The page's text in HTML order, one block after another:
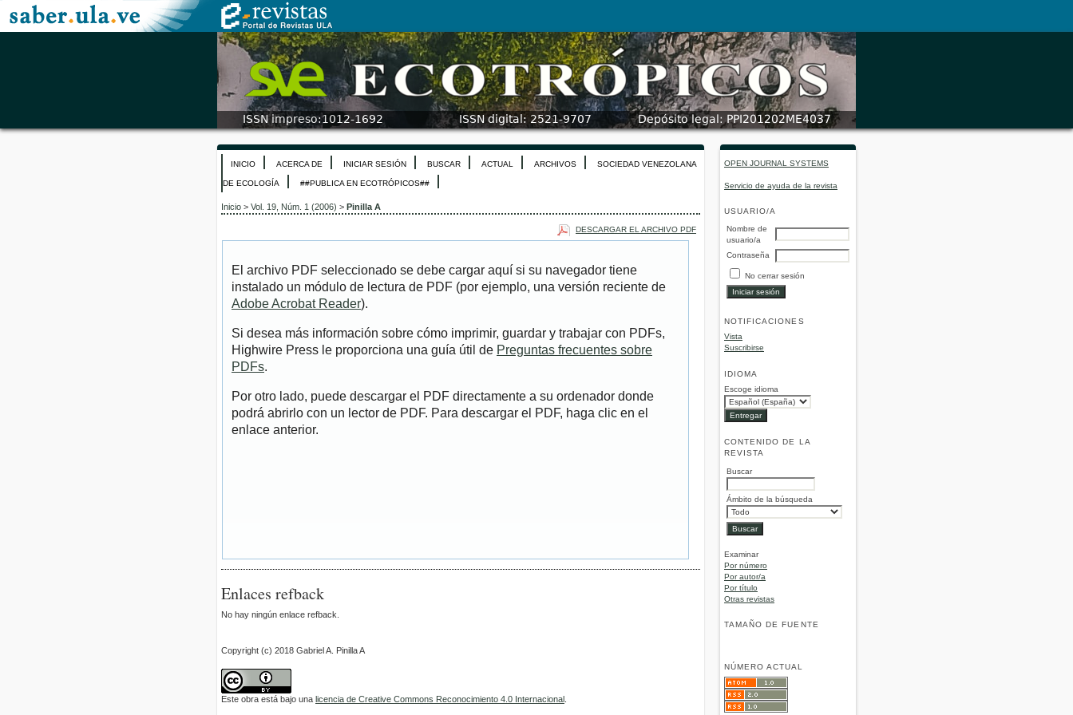
OPEN JOURNAL SYSTEMS
Servicio de ayuda de la revista
USUARIO/A
Nombre de
usuario/a
Contraseña
No cerrar sesión
NOTIFICACIONES
Vista
Suscribirse
IDIOMA
Escoge idioma
CONTENIDO DE LA
REVISTA
Buscar
Ámbito de la búsqueda
Examinar
Por número
Por autor/a
Por título
Otras revistas
TAMAÑO DE FUENTE
NÚMERO ACTUAL
INICIO ACERCA DE INICIAR SESIÓN BUSCAR ACTUAL ARCHIVOS SOCIEDAD VENEZOLANA
DE ECOLOGÍA ##PUBLICA EN ECOTRÓPICOS##
Inicio > Vol. 19, Núm. 1 (2006) > Pinilla A
DESCARGAR EL ARCHIVO PDF
El archivo PDF seleccionado se debe cargar aquí si su navegador tiene
instalado un módulo de lectura de PDF (por ejemplo, una versión reciente de
Adobe Acrobat Reader).
Si desea más información sobre cómo imprimir, guardar y trabajar con PDFs,
Highwire Press le proporciona una guía útil de Preguntas frecuentes sobre
PDFs.
Por otro lado, puede descargar el PDF directamente a su ordenador donde
podrá abrirlo con un lector de PDF. Para descargar el PDF, haga clic en el
enlace anterior.
Enlaces refback
No hay ningún enlace refback.
Copyright (c) 2018 Gabriel A. Pinilla A
Este obra está bajo una licencia de Creative Commons Reconocimiento 4.0 Internacional